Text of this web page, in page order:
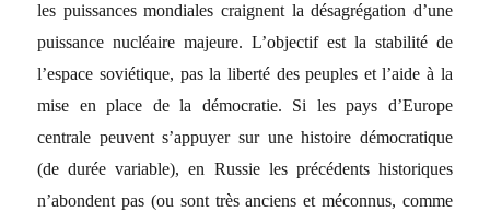
les puissances mondiales craignent la désagrégation d’une
puissance nucléaire majeure. L’objectif est la stabilité de
l’espace soviétique, pas la liberté des peuples et l’aide à la
mise en place de la démocratie. Si les pays d’Europe
centrale peuvent s’appuyer sur une histoire démocratique
(de durée variable), en Russie les précédents historiques
n’abondent pas (ou sont très anciens et méconnus, comme